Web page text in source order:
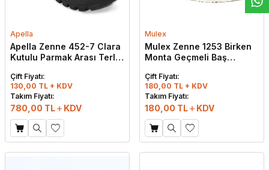
Apella
Apella Zenne 452-7 Clara
Kutulu Parmak Arası Terlik
Çift Fiyatı:
130,00 TL + KDV
Takım Fiyatı:
780,00 TL KDV
Mulex
Mulex Zenne 1253 Birken
Monta Geçmeli Baş
Çift Fiyatı:
180,00 TL + KDV
Takım Fiyatı:
180,00 TL KDV